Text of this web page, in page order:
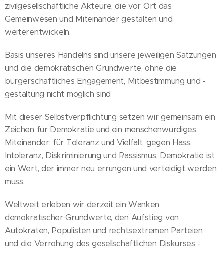
zivilgesellschaftliche Akteure, die vor Ort das
Gemeinwesen und Miteinander gestalten und
weiterentwickeln.
Basis unseres Handelns sind unsere jeweiligen Satzungen
und die demokratischen Grundwerte, ohne die
bürgerschaftliches Engagement, Mitbestimmung und -
gestaltung nicht möglich sind.
Mit dieser Selbstverpflichtung setzen wir gemeinsam ein
Zeichen für Demokratie und ein menschenwürdiges
Miteinander; für Toleranz und Vielfalt, gegen Hass,
Intoleranz, Diskriminierung und Rassismus. Demokratie ist
ein Wert, der immer neu errungen und verteidigt werden
muss.
Weltweit erleben wir derzeit ein Wanken
demokratischer Grundwerte, den Aufstieg von
Autokraten, Populisten und rechtsextremen Parteien
und die Verrohung des gesellschaftlichen Diskurses -